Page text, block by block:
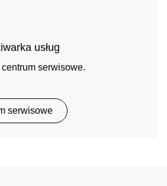
usług
serwisowe.
serwisowe